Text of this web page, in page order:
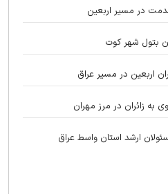
در مسیر اربعین
بتول شهر کوت
اربعین در مسیر عراق
به زائران در مرز مهران
ارشد استان واسط عراق